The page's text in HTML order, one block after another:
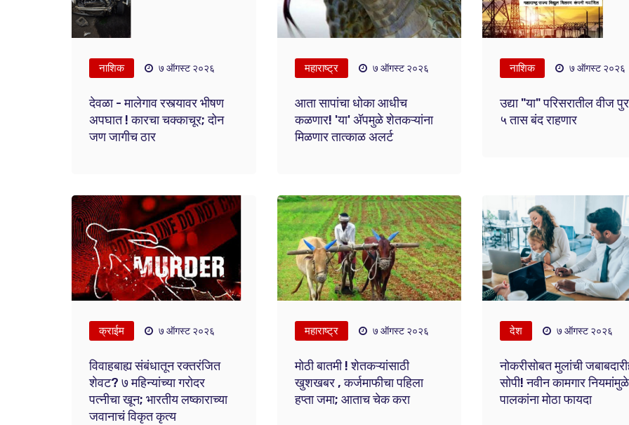
नाशिक ७ ऑगस्ट २०२६
देवळा - मालेगाव रस्त्यावर भीषण
अपघात ! कारचा चक्काचूर; दोन
जण जागीच ठार
महाराष्ट्र ७ ऑगस्ट २०२६
आता सापांचा धोका आधीच
कळणार! 'या' अ‍ॅपमुळे शेतकऱ्यांना
मिळणार तात्काळ अलर्ट
नाशिक ७ ऑगस्ट २०२६
उद्या "या" परिसरातील वीज
५ तास बंद राहणार
क्राईम ७ ऑगस्ट २०२६
विवाहबाह्य संबंधातून रक्तरंजित
शेवट? ७ महिन्यांच्या गरोदर
पत्नीचा खून; भारतीय लष्काराच्या
जवानाचं विकृत कृत्य
महाराष्ट्र ७ ऑगस्ट २०२६
मोठी बातमी ! शेतकऱ्यांसाठी
खुशखबर , कर्जमाफीचा पहिला
हप्ता जमा; आताच चेक करा
देश ७ ऑगस्ट २०२६
नोकरीसोबत मुलांची
सोपी! नवीन कामगार नियमांमुळे
पालकांना मोठा फायदा